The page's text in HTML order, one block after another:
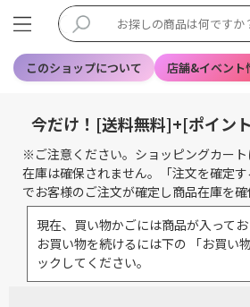
このショップについて 店舗&イベント
今だけ！[送料無料]+[ポイン
※ご注意ください。ショッピングカー
在庫は確保されません。「注文を確定
でお客様のご注文が確定し商品在庫を確
現在、買い物かごには商品が入ってお
お買い物を続けるには下の 「お買い
ックしてください。